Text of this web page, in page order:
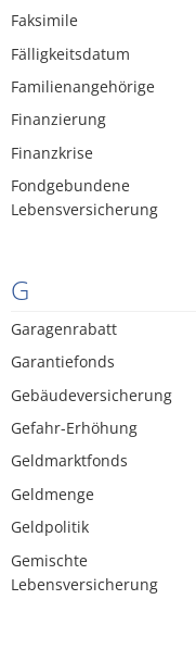
Faksimile
Fälligkeitsdatum
Familienangehörige
Finanzierung
Finanzkrise
Fondgebundene
Lebensversicherung
G
Garagenrabatt
Garantiefonds
Gebäudeversicherung
Gefahr-Erhöhung
Geldmarktfonds
Geldmenge
Geldpolitik
Gemischte
Lebensversicherung